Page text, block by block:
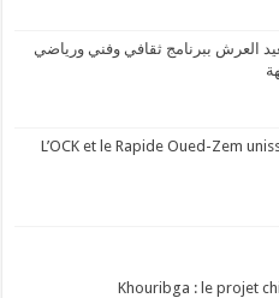
العرش ببرنامج ثقافي وفني ورياضي
L’OCK et le Rapide Oued-Zem
Khouribga : le projet